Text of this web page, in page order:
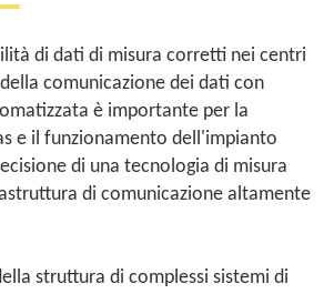
di dati di misura corretti nei centri
comunicazione dei dati con
è importante per la
e il funzionamento dell'impianto
di una tecnologia di misura
di comunicazione altamente
struttura di complessi sistemi di